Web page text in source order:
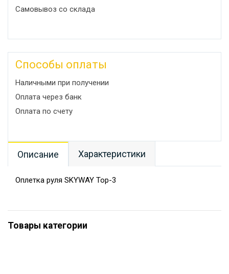
Самовывоз со склада
Способы оплаты
Наличными при получении
Оплата через банк
Оплата по счету
Описание Характеристики
Оплетка руля SKYWAY Top-3
Товары категории